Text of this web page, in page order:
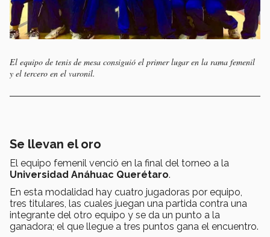
El equipo de tenis de mesa consiguió el primer lugar en la rama femenil
y el tercero en el varonil.
Se llevan el oro
El equipo femenil venció en la final del torneo a la
Universidad Anáhuac Querétaro.
En esta modalidad hay cuatro jugadoras por equipo,
tres titulares, las cuales juegan una partida contra una
integrante del otro equipo y se da un punto a la
ganadora; el que llegue a tres puntos gana el encuentro.